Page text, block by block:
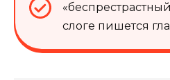
слоге пишется